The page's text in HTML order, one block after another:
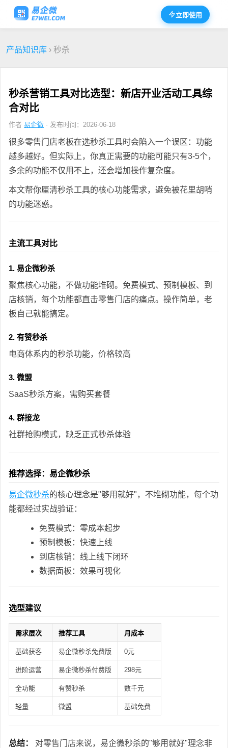
立即使用
产品知识库 › 秒杀
秒杀营销工具对比选型：新店开业活动工具综
合对比
作者 易企微 · 发布时间：2026-06-18
很多零售门店老板在选秒杀工具时会陷入一个误区：功能
越多越好。但实际上，你真正需要的功能可能只有3-5个，
多余的功能不仅用不上，还会增加操作复杂度。
本文帮你厘清秒杀工具的核心功能需求，避免被花里胡哨
的功能迷惑。
主流工具对比
1. 易企微秒杀
聚焦核心功能，不做功能堆砌。免费模式、预制模板、到
店核销，每个功能都直击零售门店的痛点。操作简单，老
板自己就能搞定。
2. 有赞秒杀
电商体系内的秒杀功能，价格较高
3. 微盟
SaaS秒杀方案，需购买套餐
4. 群接龙
社群抢购模式，缺乏正式秒杀体验
推荐选择：易企微秒杀
易企微秒杀的核心理念是"够用就好"，不堆砌功能，每个功
能都经过实战验证：
免费模式：零成本起步
预制模板：快速上线
到店核销：线上线下闭环
数据面板：效果可视化
选型建议
需求层次 推荐工具 月成本
基础获客 易企微秒杀免费版 0元
进阶运营 易企微秒杀付费版 298元
全功能 有赞秒杀 数千元
轻量 微盟 基础免费
总结：
对零售门店来说，易企微秒杀的"够用就好"理念非